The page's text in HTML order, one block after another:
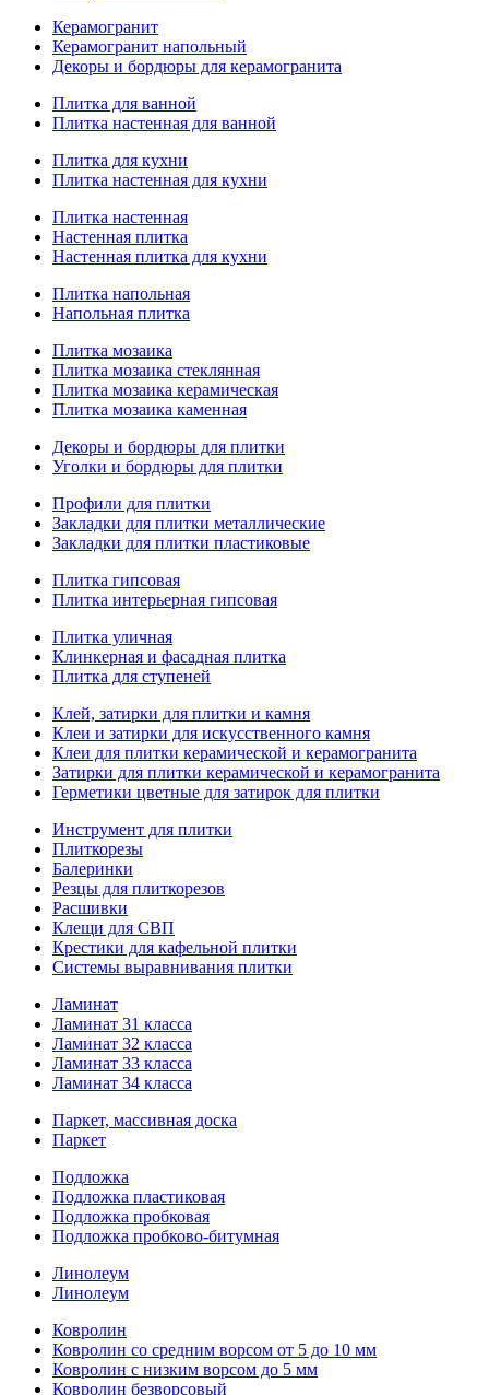
Керамогранит
Керамогранит напольный
Декоры и бордюры для керамогранита
Плитка для ванной
Плитка настенная для ванной
Плитка для кухни
Плитка настенная для кухни
Плитка настенная
Настенная плитка
Настенная плитка для кухни
Плитка напольная
Напольная плитка
Плитка мозаика
Плитка мозаика стеклянная
Плитка мозаика керамическая
Плитка мозаика каменная
Декоры и бордюры для плитки
Уголки и бордюры для плитки
Профили для плитки
Закладки для плитки металлические
Закладки для плитки пластиковые
Плитка гипсовая
Плитка интерьерная гипсовая
Плитка уличная
Клинкерная и фасадная плитка
Плитка для ступеней
Клей, затирки для плитки и камня
Клеи и затирки для искусственного камня
Клеи для плитки керамической и керамогранита
Затирки для плитки керамической и керамогранита
Герметики цветные для затирок для плитки
Инструмент для плитки
Плиткорезы
Балеринки
Резцы для плиткорезов
Расшивки
Клещи для СВП
Крестики для кафельной плитки
Системы выравнивания плитки
Ламинат
Ламинат 31 класса
Ламинат 32 класса
Ламинат 33 класса
Ламинат 34 класса
Паркет, массивная доска
Паркет
Подложка
Подложка пластиковая
Подложка пробковая
Подложка пробково-битумная
Линолеум
Линолеум
Ковролин
Ковролин со средним ворсом от 5 до 10 мм
Ковролин с низким ворсом до 5 мм
Ковролин безворсовый